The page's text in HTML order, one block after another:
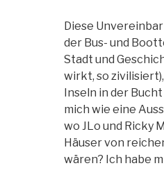
Diese
der Bus- und
Stadt und
wirkt, so
Inseln in der
mich wie eine
wo JLo und Ricky
Häuser von
wären? Ich habe